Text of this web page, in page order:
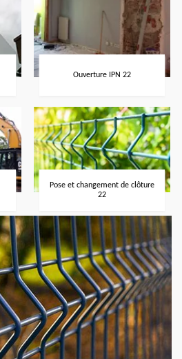
Ouverture IPN 22
Pose et changement de clôture
22